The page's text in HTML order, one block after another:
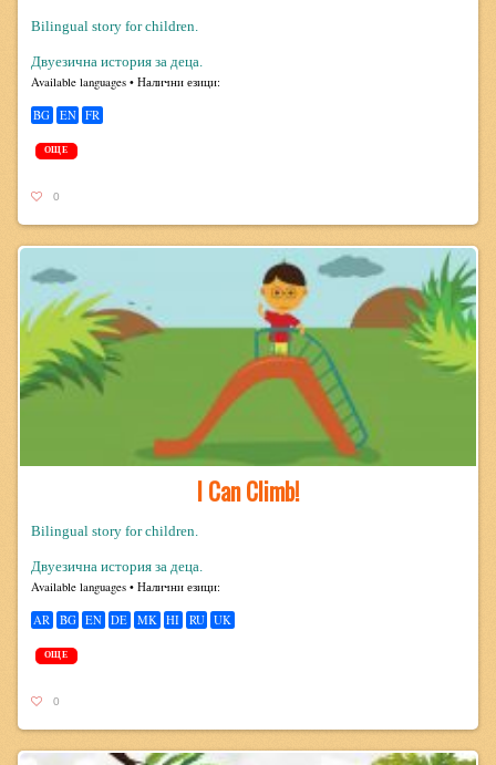
Bilingual story for children.
Двуезична история за деца.
Avail­able lan­guages • Налични езици:
BG EN FR
ОЩЕ
0
I Can Climb!
Bilingual story for children.
Двуезична история за деца.
Avail­able lan­guages • Налични езици:
AR BG EN DE MK HI RU UK
ОЩЕ
0